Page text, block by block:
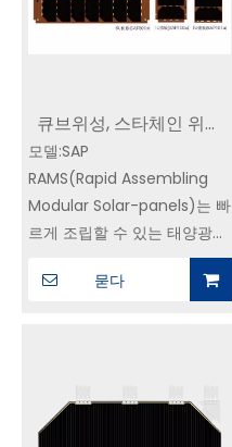
우주선 태양 전지 어레이 플레
모듈형 태양광 패널은 최대
23mm의 총 두께로 기존 배
치 및 구동 메커니즘을 수용할
수 있습니다.
큐브위성, 스타체인 위성
특수 태양전지판|YIM SAP
태양전지|위성전력시스템
공급업체
모델:SAP
RAMS(Rapid Assembling
Modular Solar-panels)는 빠
르게 조립할 수 있는 태양광
모듈 구조로는 얇은 탄소 섬
여러 개의 모듈과 프레임을 조
립하면 패널을 신속하게 조립
묻다